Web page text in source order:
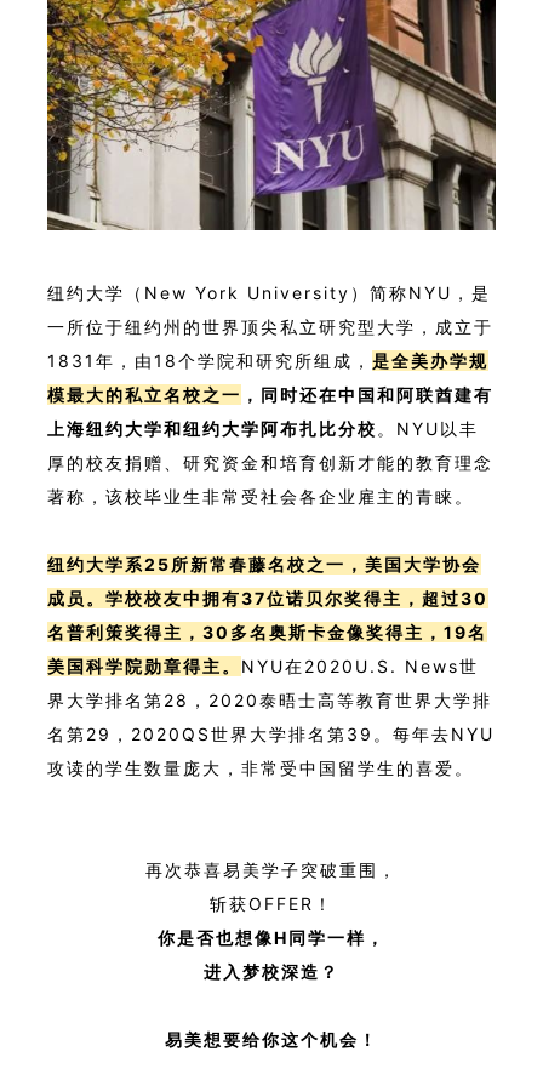
纽约大学（New York University）简称NYU，是
一所位于纽约州的世界顶尖私立研究型大学，成立于
1831年，由18个学院和研究所组成， 是全美办学规
模最大的私立名校之一 ，同时还在中国和阿联酋建有
上海纽约大学和纽约大学阿布扎比分校 。NYU以丰
厚的校友捐赠、研究资金和培育创新才能的教育理念
著称，该校毕业生非常受社会各企业雇主的青睐。
纽约大学系25所新常春藤名校之一，美国大学协会
成员 。学校校友中拥有37位诺贝尔奖得主，超过30
名普利策奖得主，30多名奥斯卡金像奖得主，19名
美国科学院勋章得主。 NYU在2020U.S. News世
界大学排名第28，2020泰晤士高等教育世界大学排
名第29，2020QS世界大学排名第39。每年去NYU
攻读的学生数量庞大，非常受中国留学生的喜爱。
再次恭喜易美学子突破重围，
斩获OFFER！
你是否也想像H同学一样，
进入梦校深造？
易美想要给你这个机会！